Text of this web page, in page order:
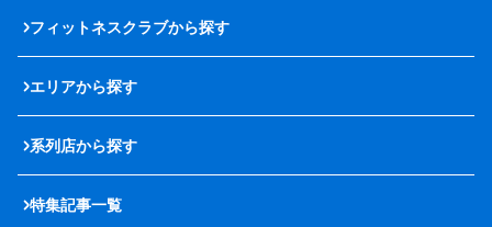
フィットネスクラブから探す
エリアから探す
系列店から探す
特集記事一覧